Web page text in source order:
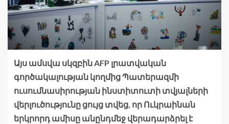
Այս ամսվա սկզբին AFP լրատվական
գործակալության կողմից Պատերազմի
ուսումնասիրության ինստիտուտի տվյալների
վերլուծությունը ցույց տվեց, որ Ուկրաինան
երկրորդ ամիսը անընդմեջ վերադարձրել է